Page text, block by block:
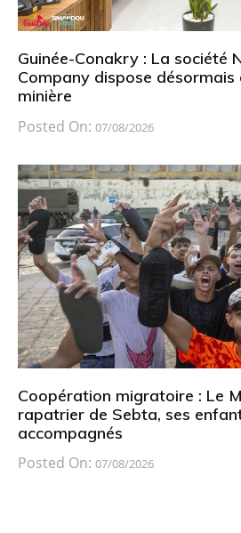
Guinée-Conakry : La société
Company dispose désormais
minière
Posted On: 07/08/2026
Coopération migratoire : Le
rapatrier de Sebta, ses
accompagnés
Posted On: 07/08/2026